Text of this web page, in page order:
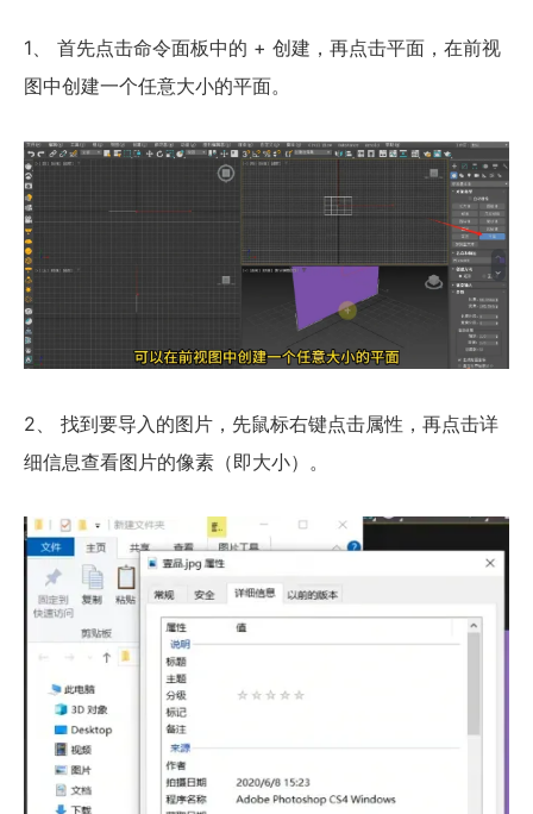
1、 首先点击命令面板中的 + 创建，再点击平面，在前视
图中创建一个任意大小的平面。
2、 找到要导入的图片，先鼠标右键点击属性，再点击详
细信息查看图片的像素（即大小）。